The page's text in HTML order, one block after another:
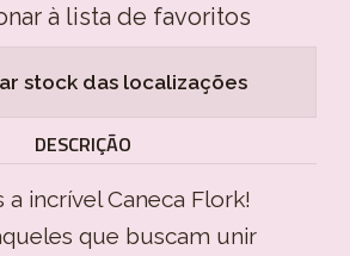
à lista de favoritos
stock das localizações
DESCRIÇÃO
incrível Caneca Flork!
que buscam unir